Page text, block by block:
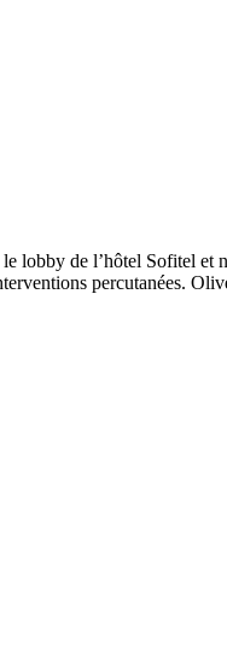
de l’hôtel Sofitel et
percutanées.